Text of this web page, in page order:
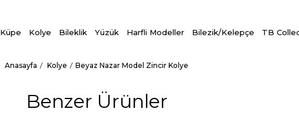
Küpe Kolye Bileklik Yüzük Harfli Modeller Bilezik/Kelepçe TB
Anasayfa Kolye
Beyaz Nazar Model Zincir Kolye
Benzer Ürünler